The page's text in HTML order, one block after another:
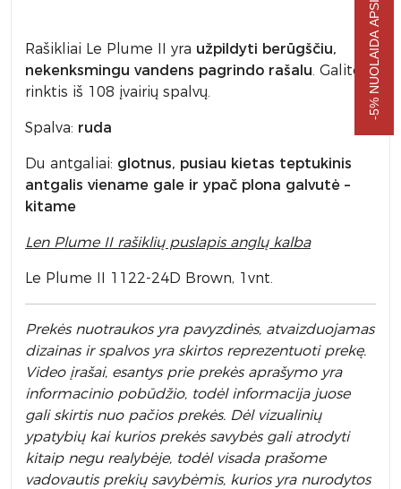
Rašikliai Le Plume II yra užpildyti berūgščiu,
nekenksmingu vandens pagrindo rašalu. Galite
rinktis iš 108 įvairių spalvų.
Spalva: ruda
Du antgaliai: glotnus, pusiau kietas teptukinis
antgalis viename gale ir ypač plona galvutė –
kitame
Len Plume II rašiklių puslapis anglų kalba
Le Plume II 1122-24D Brown, 1vnt.
Prekės nuotraukos yra pavyzdinės, atvaizduojamas
dizainas ir spalvos yra skirtos reprezentuoti prekę.
Video įrašai, esantys prie prekės aprašymo yra
informacinio pobūdžio, todėl informacija juose
gali skirtis nuo pačios prekės. Dėl vizualinių
ypatybių kai kurios prekės savybės gali atrodyti
kitaip negu realybėje, todėl visada prašome
vadovautis prekių savybėmis, kurios yra nurodytos